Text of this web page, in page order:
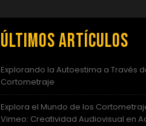
Últimos artículos
Explorando la Autoestima a Través
Cortometraje
Explora el Mundo de los
Vimeo: Creatividad Audiovisual en